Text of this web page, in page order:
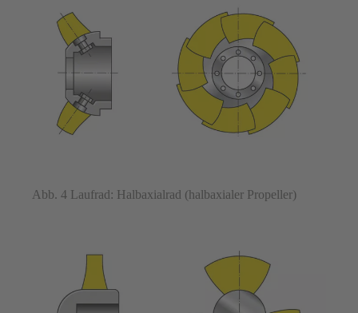
Abb. 4 Laufrad: Halbaxialrad (halbaxialer Propeller)